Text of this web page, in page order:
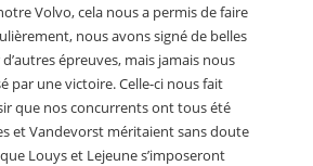
Volvo, cela nous a permis de faire
nous avons signé de belles
épreuves, mais jamais nous
par une victoire. Celle-ci nous fait
que nos concurrents ont tous été
et Vandevorst méritaient sans doute
Louys et Lejeune s’imposeront